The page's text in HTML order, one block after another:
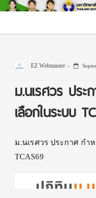
EZ Webmaster
ม.นเรศวร ปร
เลือกในระบบ
ม.นเรศวร ประกาศ กำ
TCAS69